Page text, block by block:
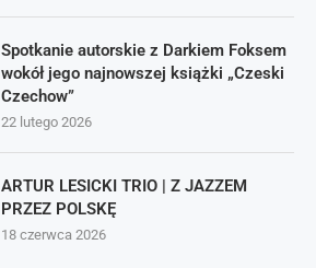
Spotkanie autorskie z Darkiem Foksem
wokół jego najnowszej książki „Czeski
Czechow”
22 lutego 2026
ARTUR LESICKI TRIO | Z JAZZEM
PRZEZ POLSKĘ
18 czerwca 2026